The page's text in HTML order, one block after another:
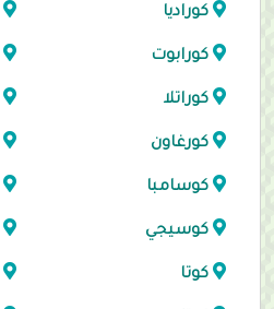
كوراديا
كورابوت
كوراتلا
كورغاون
كوسامبا
كوسيجي
كوتا